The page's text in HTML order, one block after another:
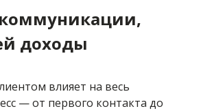
доходы
влияет на весь
— от первого контакта до